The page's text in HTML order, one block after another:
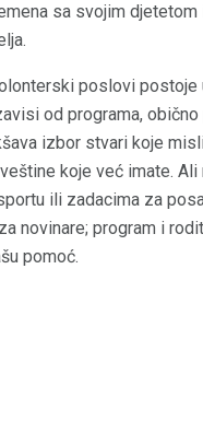
sa svojim djetetom
poslovi postoje
od programa,
izbor stvari koje
koje već imate. Ali
ili zadacima za
novinare; program i
pomoć.